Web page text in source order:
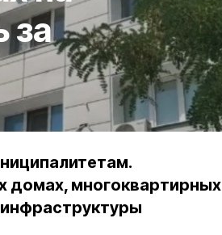
за
домах, многоквартирных